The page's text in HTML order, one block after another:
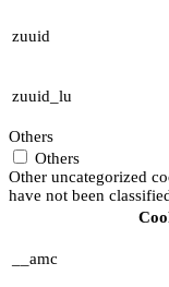
zuuid
zuuid_lu
Others
Others
Other uncategorized
have not been
__amc